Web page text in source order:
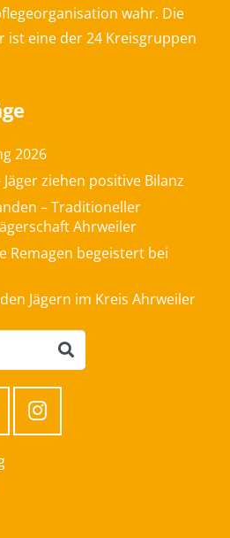
wahr. Die
ist eine der 24 Kreisgruppen
2026
ziehen positive Bilanz
– Traditioneller
Ahrweiler
Remagen begeistert bei
Jägern im Kreis Ahrweiler